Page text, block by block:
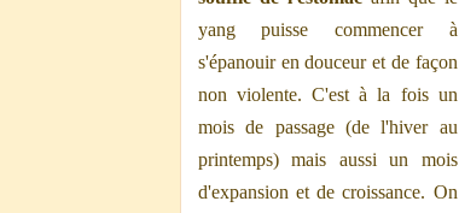
yang puisse commencer à
s'épanouir en douceur et de façon
non violente. C'est à la fois un
mois de passage (de l'hiver au
printemps) mais aussi un mois
d'expansion et de croissance. On